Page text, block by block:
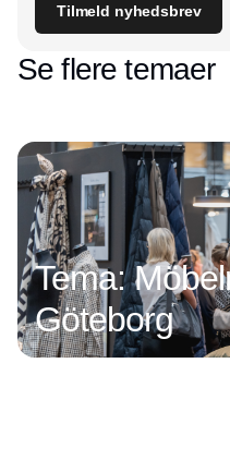
Tilmeld nyhedsbrev
Se flere temaer
Tema:
Göteborg